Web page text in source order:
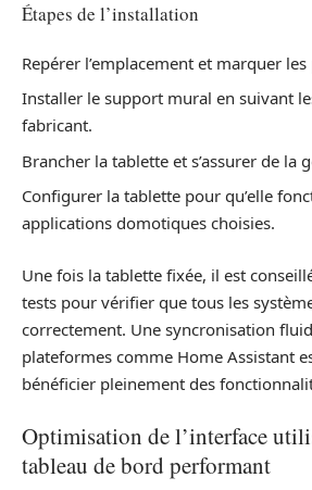
Étapes de l’installation
Repérer l’emplacement et marquer
Installer le support mural en suivant
fabricant.
Brancher la tablette et s’assurer de la
Configurer la tablette pour qu’elle
applications domotiques choisies.
Une fois la tablette fixée, il est
tests pour vérifier que tous les
correctement. Une syncronisation
plateformes comme Home Assistant
bénéficier pleinement des
Optimisation de l’interface
tableau de bord performant